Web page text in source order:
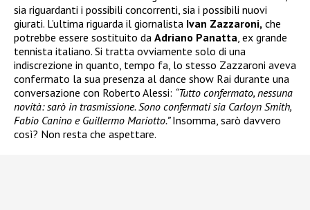
sia riguardanti i possibili concorrenti, sia i possibili nuovi
giurati. L’ultima riguarda il giornalista Ivan Zazzaroni, che
potrebbe essere sostituito da Adriano Panatta, ex grande
tennista italiano. Si tratta ovviamente solo di una
indiscrezione in quanto, tempo fa, lo stesso Zazzaroni aveva
confermato la sua presenza al dance show Rai durante una
conversazione con Roberto Alessi: “Tutto confermato, nessuna
novità: sarò in trasmissione. Sono confermati sia Carloyn Smith,
Fabio Canino e Guillermo Mariotto.”Insomma, sarò davvero
così? Non resta che aspettare.